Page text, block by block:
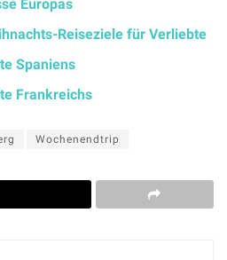
Europas
Reiseziele für Verliebte
Spaniens
Frankreichs
Wochenendtrip